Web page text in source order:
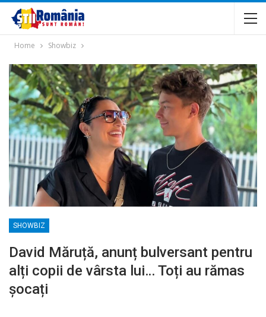
Home Showbiz
SHOWBIZ
David Măruță, anunț bulversant pentru
alți copii de vârsta lui… Toți au rămas
șocați